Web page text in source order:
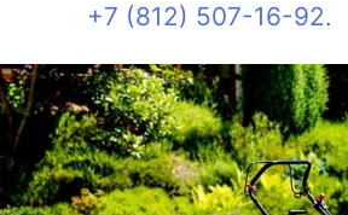
+7 (812) 507-16-92.